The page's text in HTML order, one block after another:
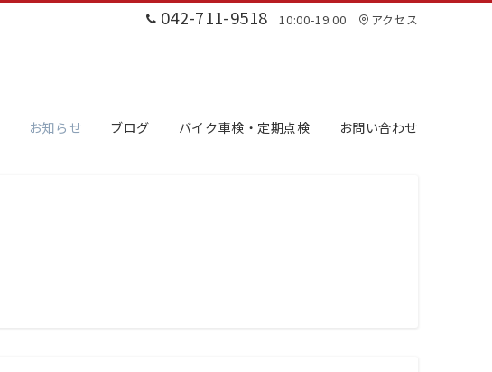
042-711-9518 10:00-19:00 アクセス
お知らせ ブログ バイク車検・定期点検 お問い合わせ